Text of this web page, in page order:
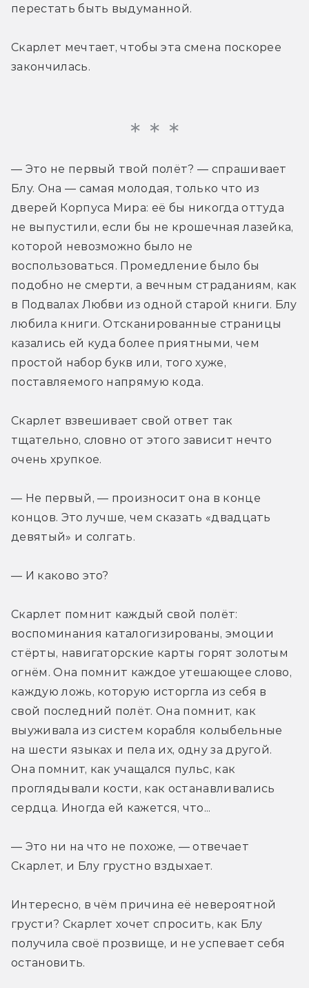
перестать быть выдуманной.
Скарлет мечтает, чтобы эта смена поскорее
закончилась.
— Это не первый твой полёт? — спрашивает
Блу. Она — самая молодая, только что из
дверей Корпуса Мира: её бы никогда оттуда
не выпустили, если бы не крошечная лазейка,
которой невозможно было не
воспользоваться. Промедление было бы
подобно не смерти, а вечным страданиям, как
в Подвалах Любви из одной старой книги. Блу
любила книги. Отсканированные страницы
казались ей куда более приятными, чем
простой набор букв или, того хуже,
поставляемого напрямую кода.
Скарлет взвешивает свой ответ так
тщательно, словно от этого зависит нечто
очень хрупкое.
— Не первый, — произносит она в конце
концов. Это лучше, чем сказать «двадцать
девятый» и солгать.
— И каково это?
Скарлет помнит каждый свой полёт:
воспоминания каталогизированы, эмоции
стёрты, навигаторские карты горят золотым
огнём. Она помнит каждое утешающее слово,
каждую ложь, которую исторгла из себя в
свой последний полёт. Она помнит, как
выуживала из систем корабля колыбельные
на шести языках и пела их, одну за другой.
Она помнит, как учащался пульс, как
проглядывали кости, как останавливались
сердца. Иногда ей кажется, что...
— Это ни на что не похоже, — отвечает
Скарлет, и Блу грустно вздыхает.
Интересно, в чём причина её невероятной
грусти? Скарлет хочет спросить, как Блу
получила своё прозвище, и не успевает себя
остановить.